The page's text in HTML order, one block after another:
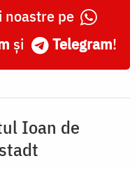
pe
și Telegram!
Ioan de